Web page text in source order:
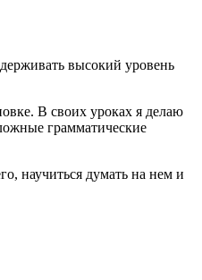
высокий уровень
В своих уроках я делаю
грамматические
научиться думать на нем и